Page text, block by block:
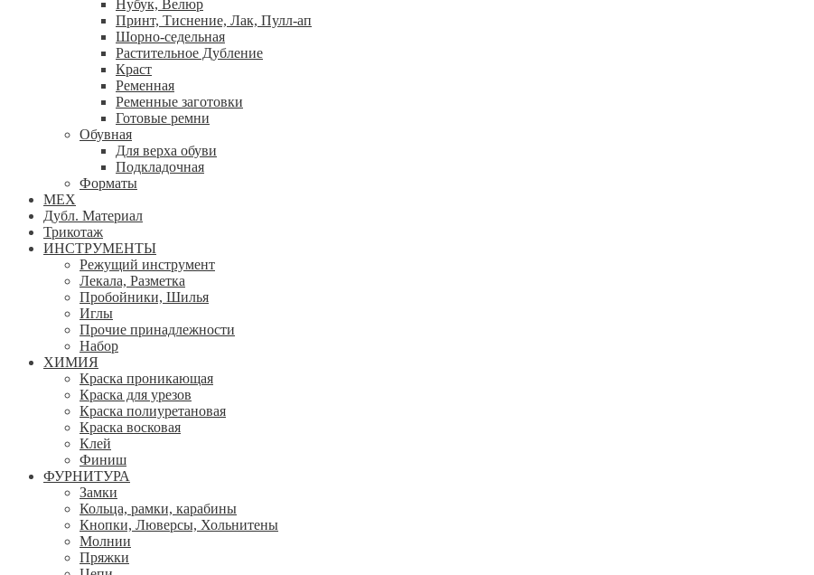
Нубук, Велюр
Принт, Тиснение, Лак, Пулл-ап
Шорно-седельная
Растительное Дубление
Краст
Ременная
Ременные заготовки
Готовые ремни
Обувная
Для верха обуви
Подкладочная
Форматы
МЕХ
Дубл. Материал
Трикотаж
ИНСТРУМЕНТЫ
Режущий инструмент
Лекала, Разметка
Пробойники, Шилья
Иглы
Прочие принадлежности
Набор
ХИМИЯ
Краска проникающая
Краска для урезов
Краска полиуретановая
Краска восковая
Клей
Финиш
ФУРНИТУРА
Замки
Кольца, рамки, карабины
Кнопки, Люверсы, Хольнитены
Молнии
Пряжки